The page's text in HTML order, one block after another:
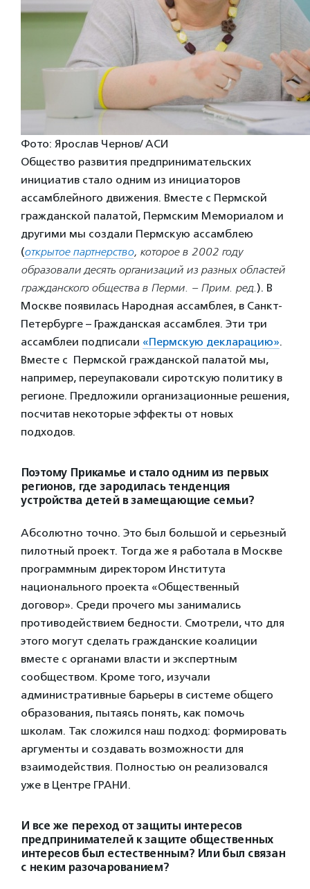
Фото: Ярослав Чернов/ АСИ
Общество развития предпринимательских
инициатив стало одним из инициаторов
ассамблейного движения. Вместе с Пермской
гражданской палатой, Пермским Мемориалом и
другими мы создали Пермскую ассамблею
(открытое партнерство, которое в 2002 году
образовали десять организаций из разных областей
гражданского общества в Перми. – Прим. ред.). В
Москве появилась Народная ассамблея, в Санкт-
Петербурге – Гражданская ассамблея. Эти три
ассамблеи подписали «Пермскую декларацию».
Вместе с Пермской гражданской палатой мы,
например, переупаковали сиротскую политику в
регионе. Предложили организационные решения,
посчитав некоторые эффекты от новых
подходов.
Поэтому Прикамье и стало одним из первых
регионов, где зародилась тенденция
устройства детей в замещающие семьи?
Абсолютно точно. Это был большой и серьезный
пилотный проект. Тогда же я работала в Москве
программным директором Института
национального проекта «Общественный
договор». Среди прочего мы занимались
противодействием бедности. Смотрели, что для
этого могут сделать гражданские коалиции
вместе с органами власти и экспертным
сообществом. Кроме того, изучали
административные барьеры в системе общего
образования, пытаясь понять, как помочь
школам. Так сложился наш подход: формировать
аргументы и создавать возможности для
взаимодействия. Полностью он реализовался
уже в Центре ГРАНИ.
И все же переход от защиты интересов
предпринимателей к защите общественных
интересов был естественным? Или был связан
с неким разочарованием?